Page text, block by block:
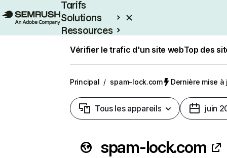
Tarifs
Solutions
Ressources
Vérifier le trafic d'un site webTop des
Principal / spam-lock.com Dernière mise
Tous les appareils juin
spam-lock.com